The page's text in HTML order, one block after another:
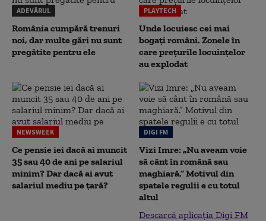
ADEVĂRUL
România cumpără trenuri
noi, dar multe gări nu sunt
pregătite pentru ele
PLAYTECH
Unde locuiesc cei mai
bogați români. Zonele în
care prețurile locuințelor
au explodat
NEWSWEEK
Ce pensie iei dacă ai muncit
35 sau 40 de ani pe salariul
minim? Dar dacă ai avut
salariul mediu pe țară?
DIGI FM
Vizi Imre: „Nu aveam voie
să cânt în română sau
maghiară.” Motivul din
spatele regulii e cu totul
altul
Descarcă aplicația Digi FM